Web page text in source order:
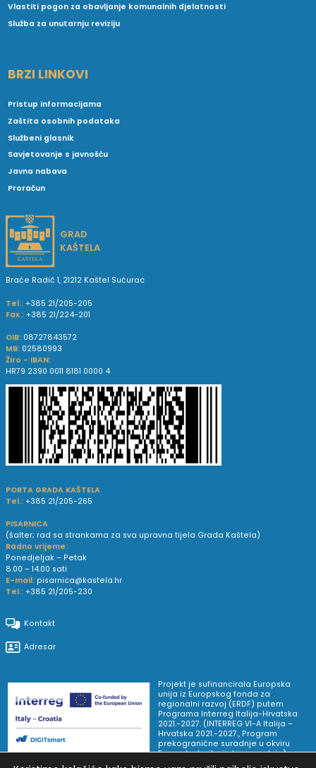
Vlastiti pogon za obavljanje komunalnih djelatnosti
Služba za unutarnju reviziju
BRZI LINKOVI
Pristup informacijama
Zaštita osobnih podataka
Službeni glasnik
Savjetovanje s javnošću
Javna nabava
Proračun
GRAD
KAŠTELA
Braće Radić 1, 21212 Kaštel Sućurac
Tel.: +385 21/205-205
Fax.: +385 21/224-201
OIB: 08727843572
MB: 02580993
Žiro - IBAN:
HR79 2390 0011 8181 0000 4
PORTA GRADA KAŠTELA
Tel.: +385 21/205-265
PISARNICA
(šalter; rad sa strankama za sva upravna tijela Grada Kaštela)
Radno vrijeme:
Ponedjeljak – Petak
8.00 – 14.00 sati
E-mail: pisarnica@kastela.hr
Tel.: +385 21/205-230
Kontakt
Adresar
Projekt je sufinancirala Europska
unija iz Europskog fonda za
regionalni razvoj (ERDF) putem
Programa Interreg Italija-Hrvatska
2021.-2027. (INTERREG VI-A Italija –
Hrvatska 2021.-2027., Program
prekogranične suradnje u okviru
Europske teritorijalne suradnje).